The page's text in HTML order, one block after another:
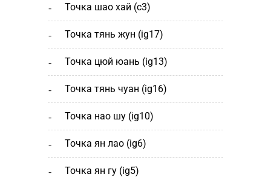
точка шао хай (с3)
точка тянь жун (ig17)
точка цюй юань (ig13)
точка тянь чуан (ig16)
точка нао шу (ig10)
точка ян лао (ig6)
точка ян гу (ig5)